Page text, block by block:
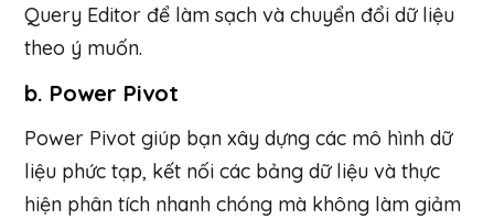
Query Editor để làm sạch và chuyển đổi dữ liệu
theo ý muốn.
b. Power Pivot
Power Pivot giúp bạn xây dựng các mô hình dữ
liệu phức tạp, kết nối các bảng dữ liệu và thực
hiện phân tích nhanh chóng mà không làm giảm